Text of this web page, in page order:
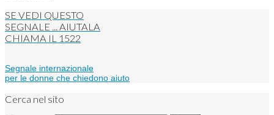
SE VEDI QUESTO
SEGNALE ... AIUTALA
CHIAMA IL 1522
Segnale internazionale
per le donne che chiedono aiuto
Cerca nel sito